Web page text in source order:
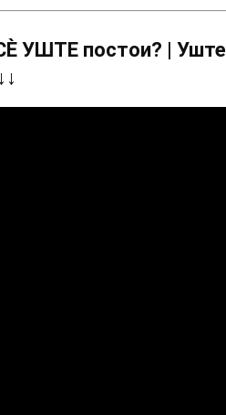
УШТЕ постои? | Уште